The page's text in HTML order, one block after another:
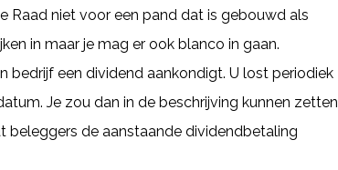
Raad niet voor een pand dat is gebouwd als
in maar je mag er ook blanco in gaan.
een dividend aankondigt. U lost periodiek
Je zou dan in de beschrijving kunnen zetten
de aanstaande dividendbetaling